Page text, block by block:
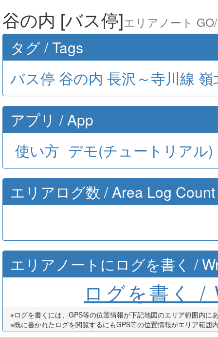
谷の内 [バス停]エリアノート
タグ / Tags
バス停 谷の内 長沢～寺川線 嶺
アプリ / App
使い方 デモ(チュートリアル)
エリアログ数 / Area Log Count
エリアノートにログを書く /
ログを書く
※ログを書くには、GPS等の位置情報が下記地図のエリア範囲内に
※既に書かれたログを閲覧するにもGPS等の位置情報がエリア範囲